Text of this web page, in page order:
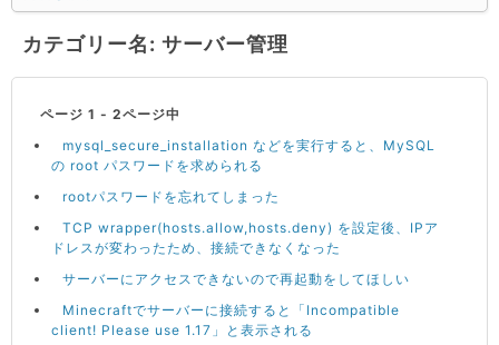
カテゴリー名: サーバー管理
ページ 1 - 2ページ中
mysql_secure_installation などを実行すると、MySQL
の root パスワードを求められる
rootパスワードを忘れてしまった
TCP wrapper(hosts.allow,hosts.deny) を設定後、IPア
ドレスが変わったため、接続できなくなった
サーバーにアクセスできないので再起動をしてほしい
Minecraftでサーバーに接続すると「Incompatible
client! Please use 1.17」と表示される